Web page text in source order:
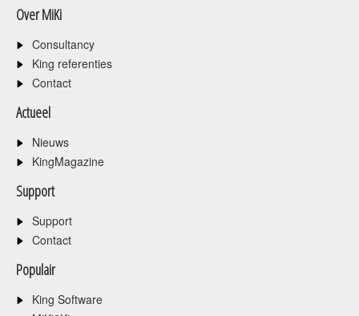
Over MiKi
Consultancy
King referenties
Contact
Actueel
Nieuws
KingMagazine
Support
Support
Contact
Populair
King Software